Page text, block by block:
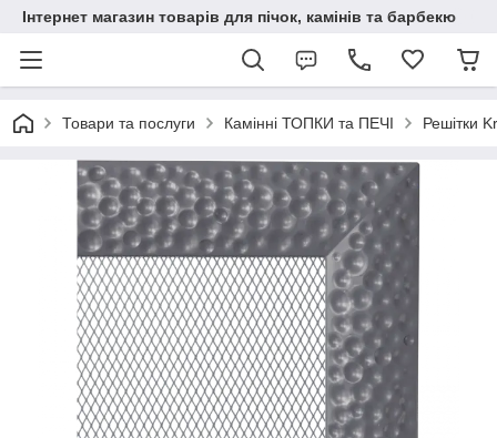
Інтернет магазин товарів для пічок, камінів та барбекю
Товари та послуги Камінні ТОПКИ та ПЕЧІ Решітки